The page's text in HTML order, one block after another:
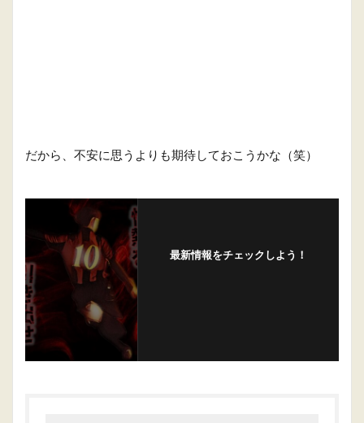
だから、不安に思うよりも期待しておこうかな（笑）
最新情報をチェックしよう！